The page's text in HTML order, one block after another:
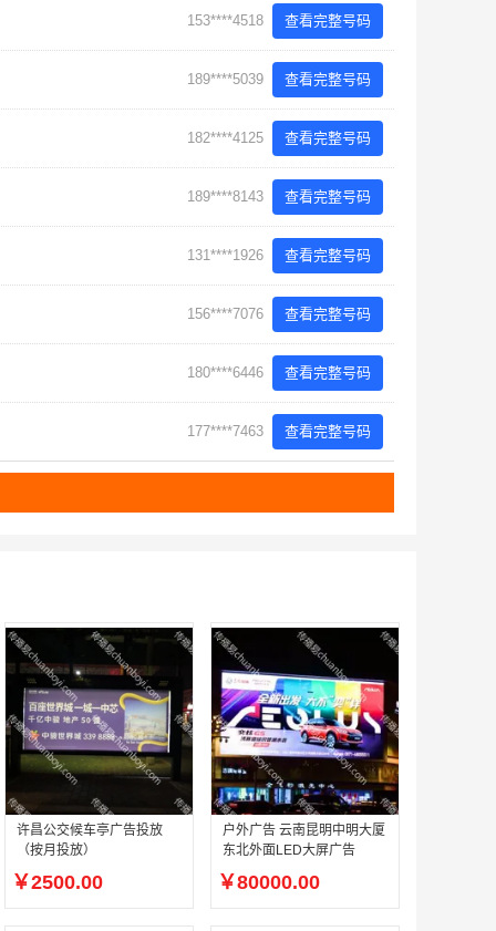
153****4518 查看完整号码
189****5039 查看完整号码
182****4125 查看完整号码
189****8143 查看完整号码
131****1926 查看完整号码
156****7076 查看完整号码
180****6446 查看完整号码
177****7463 查看完整号码
许昌公交候车亭广告投放
（按月投放）
￥2500.00
户外广告 云南昆明中明大厦
东北外面LED大屏广告
￥80000.00